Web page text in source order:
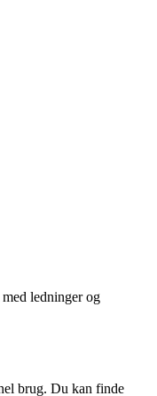
ledninger og
brug. Du kan finde